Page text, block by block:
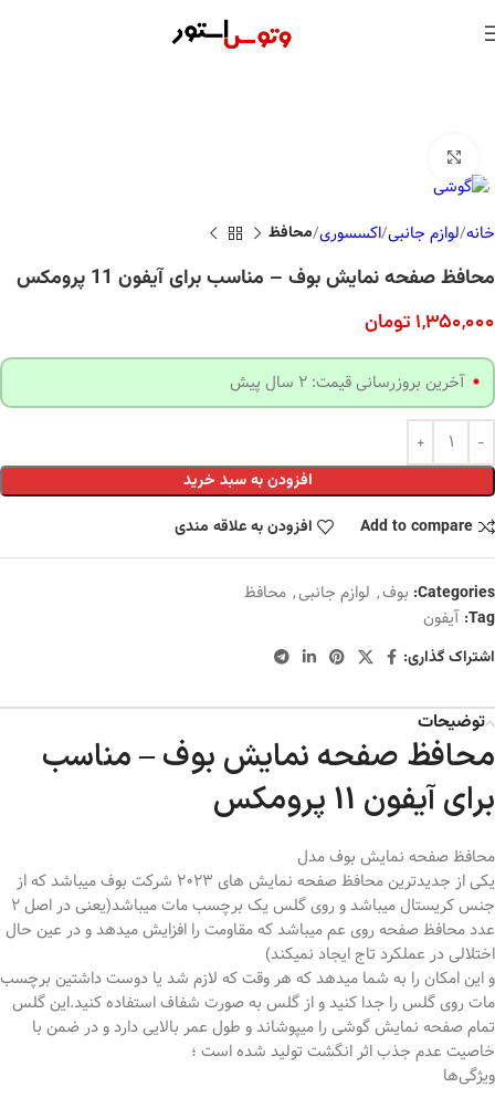
خانه لوازم جانبی اکسسوری محافظ
محافظ صفحه نمایش بوف – مناسب برای آیفون 11 پرومکس
1,350,000 تومان
آخرین بروزرسانی قیمت: 2 سال پیش
افزودن به سبد خرید
Add to compare
افزودن به علاقه مندی
Categories: بوف, لوازم جانبی, محافظ
Tag: آیفون
اشتراک گذاری:
توضیحات
محافظ صفحه نمایش بوف – مناسب
برای آیفون 11 پرومکس
محافظ صفحه نمایش بوف مدل
یکی از جدیدترین محافظ صفحه نمایش های 2023 شرکت بوف میباشد که از
جنس کریستال میباشد و روی گلس یک برچسب مات میباشد(یعنی در اصل 2
عدد محافظ صفحه روی عم میباشد که مقاومت را افزایش میدهد و در عین حال
اختلالی در عملکرد تاج ایجاد نمیکند)
و این امکان را به شما میدهد که هر وقت که لازم شد یا دوست داشتین برچسب
مات روی گلس را جدا کنید و از گلس به صورت شفاف استفاده کنید.این گلس
تمام صفحه نمایش گوشی را میپوشاند و طول عمر بالایی دارد و در ضمن با
خاصیت عدم جذب اثر انگشت تولید شده است ؛
ویژگی‌ها